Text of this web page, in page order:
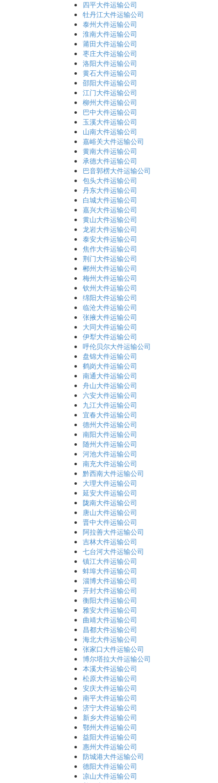
四平大件运输公司
牡丹江大件运输公司
泰州大件运输公司
淮南大件运输公司
莆田大件运输公司
枣庄大件运输公司
洛阳大件运输公司
黄石大件运输公司
邵阳大件运输公司
江门大件运输公司
柳州大件运输公司
巴中大件运输公司
玉溪大件运输公司
山南大件运输公司
嘉峪关大件运输公司
黄南大件运输公司
承德大件运输公司
巴音郭楞大件运输公司
包头大件运输公司
丹东大件运输公司
白城大件运输公司
嘉兴大件运输公司
黄山大件运输公司
龙岩大件运输公司
泰安大件运输公司
焦作大件运输公司
荆门大件运输公司
郴州大件运输公司
梅州大件运输公司
钦州大件运输公司
绵阳大件运输公司
临沧大件运输公司
张掖大件运输公司
大同大件运输公司
伊犁大件运输公司
呼伦贝尔大件运输公司
盘锦大件运输公司
鹤岗大件运输公司
南通大件运输公司
舟山大件运输公司
六安大件运输公司
九江大件运输公司
宜春大件运输公司
德州大件运输公司
南阳大件运输公司
随州大件运输公司
河池大件运输公司
南充大件运输公司
黔西南大件运输公司
大理大件运输公司
延安大件运输公司
陇南大件运输公司
唐山大件运输公司
晋中大件运输公司
阿拉善大件运输公司
吉林大件运输公司
七台河大件运输公司
镇江大件运输公司
蚌埠大件运输公司
淄博大件运输公司
开封大件运输公司
衡阳大件运输公司
雅安大件运输公司
曲靖大件运输公司
昌都大件运输公司
海北大件运输公司
张家口大件运输公司
博尔塔拉大件运输公司
本溪大件运输公司
松原大件运输公司
安庆大件运输公司
南平大件运输公司
济宁大件运输公司
新乡大件运输公司
鄂州大件运输公司
益阳大件运输公司
惠州大件运输公司
防城港大件运输公司
德阳大件运输公司
凉山大件运输公司